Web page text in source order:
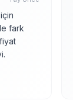
fark